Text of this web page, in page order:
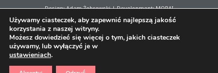
Design: Adam Żebrowski | Development:MORAI
Używamy ciasteczek, aby zapewnić najlepszą jakość
korzystania z naszej witryny.
Możesz dowiedzieć się więcej o tym, jakich ciasteczek
używamy, lub wyłączyć je w
ustawieniach.